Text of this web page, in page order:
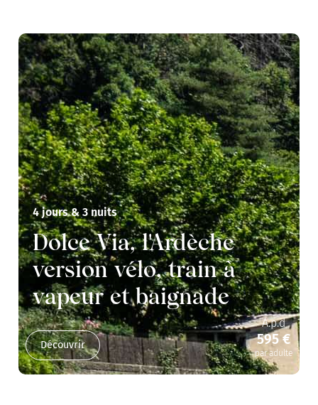
4 jours & 3 nuits
Dolce Via, l'Ardèche
version vélo, train à
vapeur et baignade
Découvrir
A.p.d
595 €
par adulte